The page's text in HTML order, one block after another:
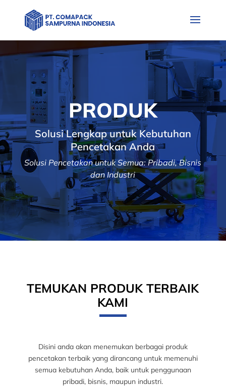
PRODUK
Solusi Lengkap untuk Kebutuhan
Pencetakan Anda
Solusi Pencetakan untuk Semua: Pribadi, Bisnis
dan Industri
TEMUKAN PRODUK TERBAIK
KAMI
Disini anda akan menemukan berbagai produk
pencetakan terbaik yang dirancang untuk memenuhi
semua kebutuhan Anda, baik untuk penggunaan
pribadi, bisnis, maupun industri.